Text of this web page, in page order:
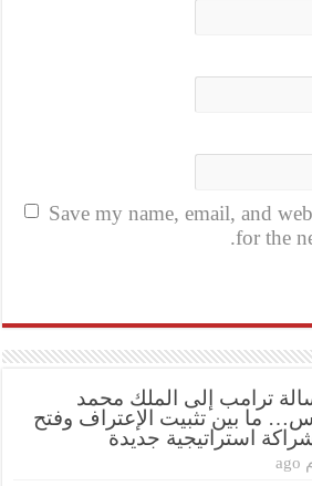
Save my name, email, and
for the
ترامب إلى الملك محمد
ما بين تثبيت الإعتراف وفتح
استراتيجية جديدة